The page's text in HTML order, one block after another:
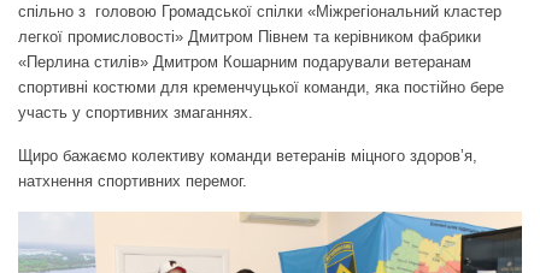
спільно з головою Громадської спілки «Міжрегіональний кластер
легкої промисловості» Дмитром Півнем та керівником фабрики
«Перлина стилів» Дмитром Кошарним подарували ветеранам
спортивні костюми для кременчуцької команди, яка постійно бере
участь у спортивних змаганнях.
Щиро бажаємо колективу команди ветеранів міцного здоров’я,
натхнення спортивних перемог.